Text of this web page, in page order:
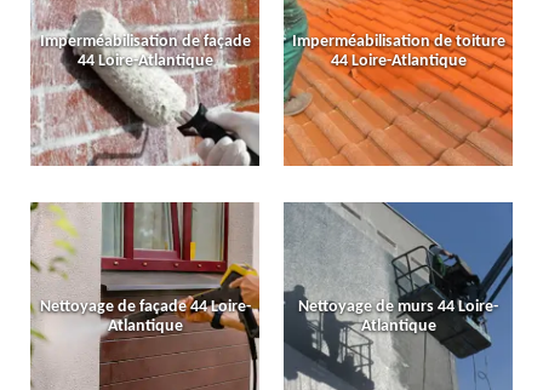
Imperméabilisation de façade
44 Loire-Atlantique
Imperméabilisation de toiture
44 Loire-Atlantique
Nettoyage de façade 44 Loire-
Atlantique
Nettoyage de murs 44 Loire-
Atlantique